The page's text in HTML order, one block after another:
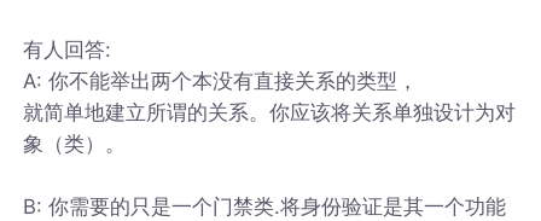
有人回答:
A: 你不能举出两个本没有直接关系的类型，
就简单地建立所谓的关系。你应该将关系单独设计为对
象（类）。
B: 你需要的只是一个门禁类.将身份验证是其一个功能